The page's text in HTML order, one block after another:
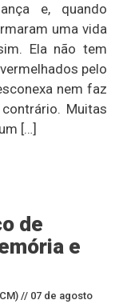
e, quando
uma vida
Ela não tem
pelo
nem faz
Muitas
[…]
de
e
// 07 de agosto